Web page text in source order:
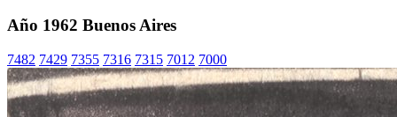
Año 1962 Buenos Aires
7482 7429 7355 7316 7315 7012 7000